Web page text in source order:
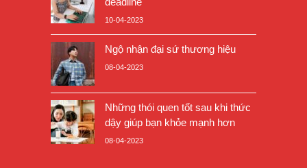
10-04-2023
Ngộ nhận đại sứ thương hiệu
08-04-2023
Những thói quen tốt sau khi thức
dậy giúp bạn khỏe mạnh hơn
08-04-2023